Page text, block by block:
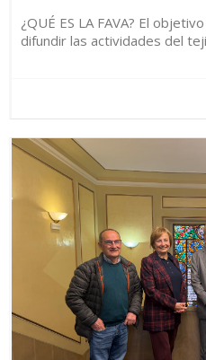
¿QUÉ ES LA FAVA? El
difundir las actividades del